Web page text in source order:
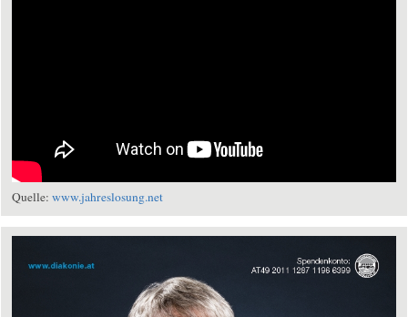
Quelle: www.jahreslosung.net